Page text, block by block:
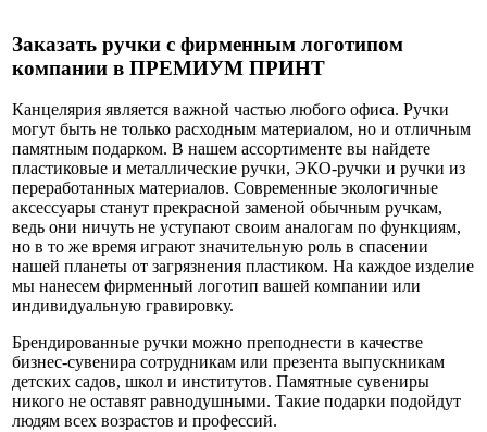
Заказать ручки с фирменным логотипом
компании в ПРЕМИУМ ПРИНТ
Канцелярия является важной частью любого офиса. Ручки
могут быть не только расходным материалом, но и отличным
памятным подарком. В нашем ассортименте вы найдете
пластиковые и металлические ручки, ЭКО-ручки и ручки из
переработанных материалов. Современные экологичные
аксессуары станут прекрасной заменой обычным ручкам,
ведь они ничуть не уступают своим аналогам по функциям,
но в то же время играют значительную роль в спасении
нашей планеты от загрязнения пластиком. На каждое изделие
мы нанесем фирменный логотип вашей компании или
индивидуальную гравировку.
Брендированные ручки можно преподнести в качестве
бизнес-сувенира сотрудникам или презента выпускникам
детских садов, школ и институтов. Памятные сувениры
никого не оставят равнодушными. Такие подарки подойдут
людям всех возрастов и профессий.